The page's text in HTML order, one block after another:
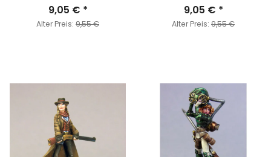
9,05 € *
Alter Preis: 9,55 €
9,05 € *
Alter Preis: 9,55 €